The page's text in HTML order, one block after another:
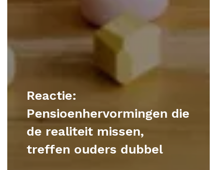
Reactie:
Pensioenhervormingen die
de realiteit missen,
treffen ouders dubbel